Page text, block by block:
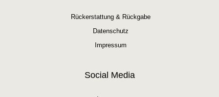
Rückerstattung & Rückgabe
Datenschutz
Impressum
Social Media